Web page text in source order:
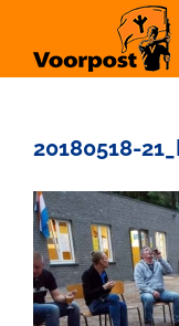
inhoud
20180518-